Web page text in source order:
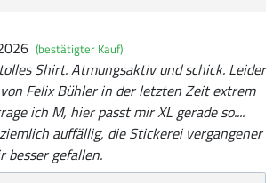
(bestätigter Kauf)
Shirt. Atmungsaktiv und schick. Leider
Felix Bühler in der letzten Zeit extrem
ich M, hier passt mir XL gerade so....
auffällig, die Stickerei vergangener
besser gefallen.